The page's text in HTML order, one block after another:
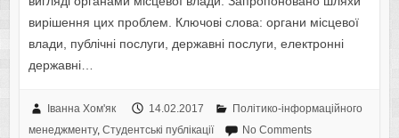
вирішення цих проблем. Ключові слова: органи місцевої
влади, публічні послуги, державні послуги, електронні
державні…
Іванна Хом'як 14.02.2017
Політико-інформаційного
менеджменту, Студентські публікації No Comments